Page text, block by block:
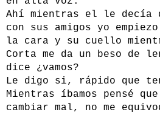
Ahí mientras el le decía
con sus amigos yo
la cara y su cuello
Corta me da un beso de
dice ¿vamos?
Le digo si, rápido que
Mientras íbamos pensé
cambiar mal, no me